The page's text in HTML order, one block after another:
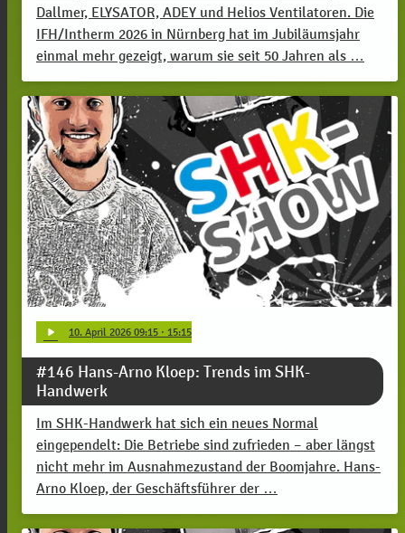
Dallmer, ELYSATOR, ADEY und Helios Ventilatoren. Die
IFH/Intherm 2026 in Nürnberg hat im Jubiläumsjahr
einmal mehr gezeigt, warum sie seit 50 Jahren als …
play_arrow 10. April 2026 09:15 · 15:15
#146 Hans-Arno Kloep: Trends im SHK-
Handwerk
Im SHK-Handwerk hat sich ein neues Normal
eingependelt: Die Betriebe sind zufrieden – aber längst
nicht mehr im Ausnahmezustand der Boomjahre. Hans-
Arno Kloep, der Geschäftsführer der …